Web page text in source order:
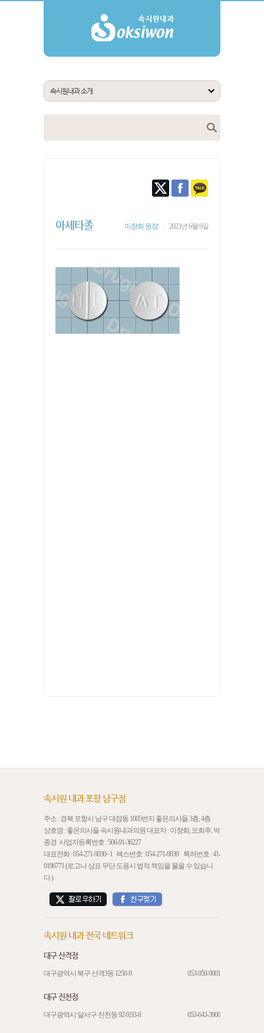
아세타졸 이창화 원장 2023년 6월 6일
속시원 내과 포항 남구점
주소 : 경북 포항시 남구 대잠동 1005번지 좋은의사들 3층, 4층
상호명 : 좋은의사들 속시원내과의원 대표자 : 이창화, 오희주, 박
종경 사업자등록번호 : 506-91-36227
대표전화 :054-271-9030~1 팩스번호 : 054-271-9039 특허번호 : 41-
0196771 (로고나 상표 무단 도용시 법적 책임을 물을 수 있습니
다.)
속시원 내과 전국 네트워크
대구 산격점
대구광역시 북구 산격3동 1250-9 053-959-9001
대구 진천점
대구광역시 달서구 진천동 92-9,93-8 053-643-3900